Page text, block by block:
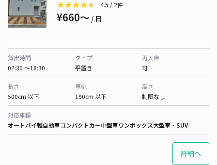
4.5 / 2件
¥660〜 / 日
貸出時間
07:30 〜18:30
タイプ
平置き
再入庫
可
長さ
500cm 以下
車幅
190cm 以下
高さ
制限なし
対応車種
オートバイ軽自動車コンパクトカー中型車ワンボックス大型車・SUV
詳細へ